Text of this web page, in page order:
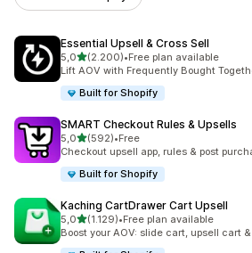
Essential Upsell & Cross Sell
5,0de 5 estrelas
(2.200)
2200 total de avaliações
•Free plan available
Lift AOV with Frequently Bought
Built for Shopify
SMART Checkout Rules & Upsells
5,0de 5 estrelas
(592)
592 total de avaliações
•Free
Checkout upsell app, rules & post
Built for Shopify
Kaching CartDrawer Cart Upsell
5,0de 5 estrelas
(1.129)
1129 total de avaliações
•Free plan available
Boost your AOV: slide cart, upsell cart